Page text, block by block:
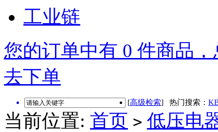
工业链
您的订单中有 0 件商品
去下单
[高级检索] 热门搜索：
当前位置: 首页 > 低压电